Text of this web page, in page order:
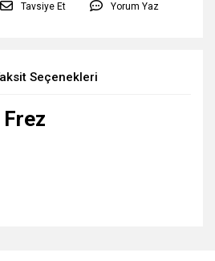
Tavsiye Et Yorum Yaz
Seçenekleri